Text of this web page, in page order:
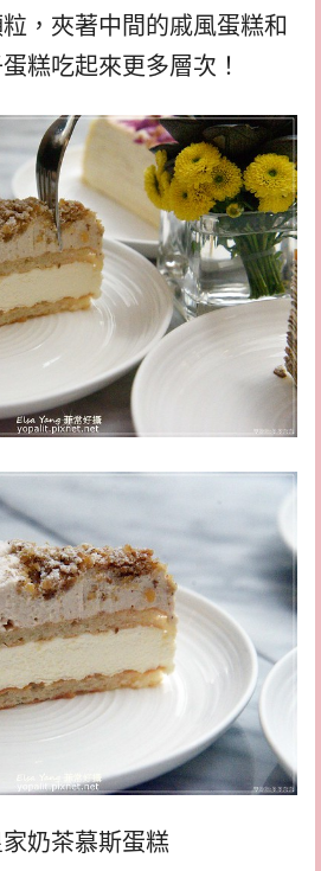
，夾著中間的戚風蛋糕和
糕吃起來更多層次！
奶茶慕斯蛋糕